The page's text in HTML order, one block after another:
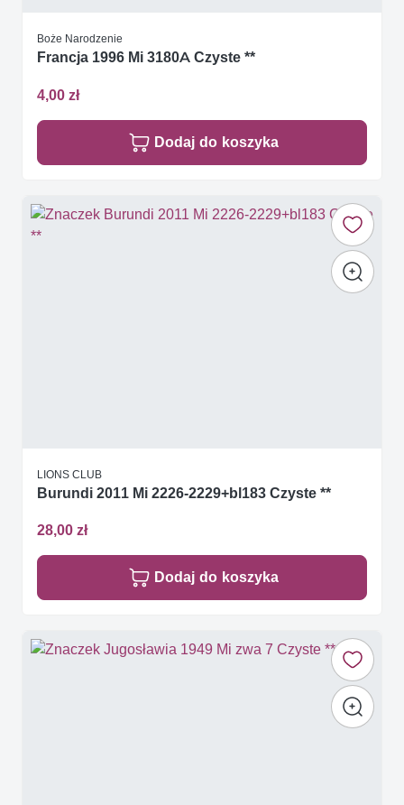
Boże Narodzenie
Francja 1996 Mi 3180A Czyste **
4,00 zł
Dodaj do koszyka
LIONS CLUB
Burundi 2011 Mi 2226-2229+bl183 Czyste **
28,00 zł
Dodaj do koszyka